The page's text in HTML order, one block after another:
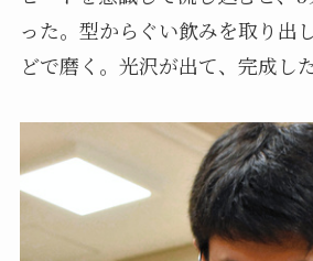
った。型からぐい飲みを取り出
どで磨く。光沢が出て、完成した